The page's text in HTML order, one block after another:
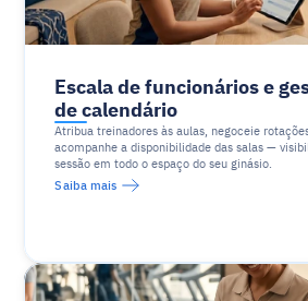
Escala de funcionários e
de calendário
Atribua treinadores às aulas, negoceie
acompanhe a disponibilidade das salas —
sessão em todo o espaço do seu ginásio.
Saiba mais